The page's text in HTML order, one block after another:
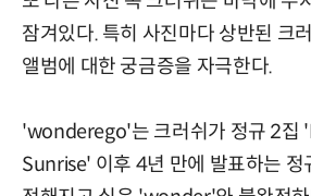
잠겨있다. 특히 사진마다 상반된 크
앨범에 대한 궁금증을 자극한다.
'wonderego'는 크러쉬가 정규 2
Sunrise' 이후 4년 만에 발표하는 정